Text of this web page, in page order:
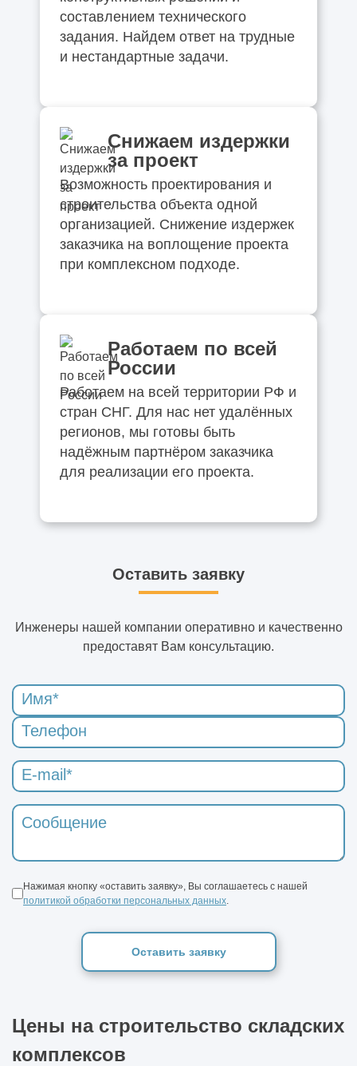
составлением технического
задания. Найдем ответ на трудные
и нестандартные задачи.
Снижаем издержки
за проект
Возможность проектирования и
строительства объекта одной
организацией. Снижение издержек
заказчика на воплощение проекта
при комплексном подходе.
Работаем по всей
России
Работаем на всей территории РФ и
стран СНГ. Для нас нет удалённых
регионов, мы готовы быть
надёжным партнёром заказчика
для реализации его проекта.
Оставить заявку
Инженеры нашей компании оперативно и качественно
предоставят Вам консультацию.
Нажимая кнопку «оставить заявку», Вы соглашаетесь с нашей
политикой обработки персональных данных
Оставить заявку
Цены на строительство складских
комплексов